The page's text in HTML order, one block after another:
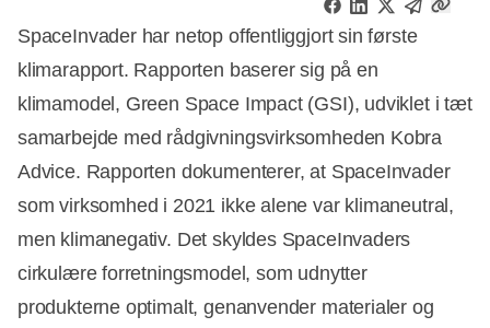
SpaceInvader har netop offentliggjort sin første
klimarapport. Rapporten baserer sig på en
klimamodel, Green Space Impact (GSI), udviklet i tæt
samarbejde med rådgivningsvirksomheden Kobra
Advice. Rapporten dokumenterer, at SpaceInvader
som virksomhed i 2021 ikke alene var klimaneutral,
men klimanegativ. Det skyldes SpaceInvaders
cirkulære forretningsmodel, som udnytter
produkterne optimalt, genanvender materialer og